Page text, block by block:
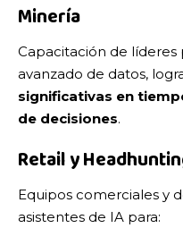
Minería
Capacitación de líderes
avanzado de datos,
significativas en
de decisiones.
Retail y
Equipos comerciales y
asistentes de IA para: